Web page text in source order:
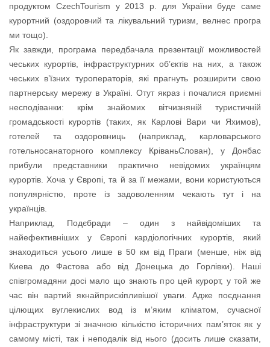
продуктом CzechTourism у 2013 р. для України буде саме
курортний (оздоровчий та лікувальний туризм, велнес програ
ми тощо).
Як завжди, програма передбачала презентації можливостей
чеських курортів, інфраструктурних об’єктів на них, а також
чеських в’їзних туроператорів, які прагнуть розширити свою
партнерську мережу в Україні. Отут якраз і почалися приємні
несподіванки: крім знайомих вітчизняній туристичній
громадськості курортів (таких, як Карлові Вари чи Яхимов),
готелей та оздоровниць (наприклад, карловарського
готельносанаторного комплексу КріваньСлован), у Донбас
прибули представники практично невідомих українцям
курортів. Хоча у Європі, та й за її межами, вони користуються
популярністю, проте із задоволенням чекають тут і на
українців.
Наприклад, Подєбради – один з найвідоміших та
найефективніших у Європі кардіологічних курортів, який
знаходиться усього лише в 50 км від Праги (менше, ніж від
Киева до Фастова або від Донецька до Горлівки). Наші
співгромадяни досі мало що знають про цей курорт, у той же
час він вартий якнайприскіпливішої уваги. Адже поєднання
цілющих вуглекислих вод із м’яким кліматом, сучасної
інфраструктури зі значною кількістю історичних пам’яток як у
самому місті, так і неподалік від нього (досить лише сказати,